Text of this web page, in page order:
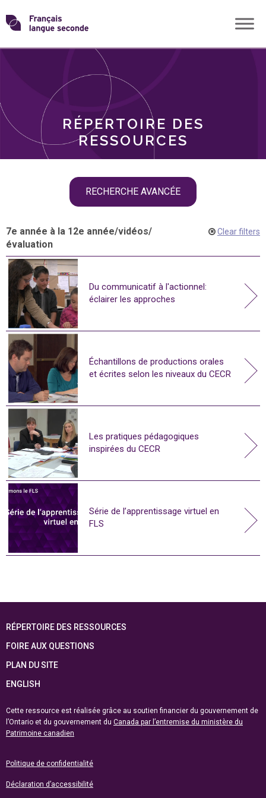
Skip
toTransformons
langue
RÉPERTOIRE DES
RESSOURCES
RECHERCHE AVANCÉE
THÈMES
7e année à la 12e année/vidéos/
évaluation
Clear filters
Du communicatif à l'actionnel:
éclairer les approches
Échantillons de productions orales
et écrites selon les niveaux du CECR
Les pratiques pédagogiques
inspirées du CECR
Série de l’apprentissage virtuel en
FLS
RÉPERTOIRE DES RESSOURCES
FOIRE AUX QUESTIONS
PLAN DU SITE
ENGLISH
Cette ressource est réalisée grâce au soutien financier du gouvernement de
l’Ontario et du gouvernement du Canada par l’entremise du ministère du
Patrimoine canadien
Politique de confidentialité
Déclaration d’accessibilité